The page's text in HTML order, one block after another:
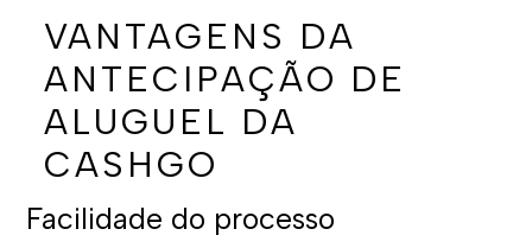
VANTAGENS DA
ANTECIPAÇÃO DE
ALUGUEL DA
CASHGO
Facilidade do processo